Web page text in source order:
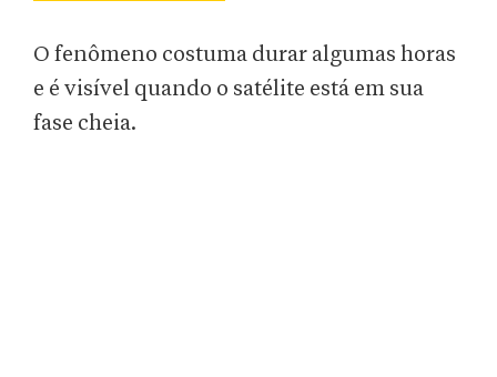
O fenômeno costuma durar algumas horas
e é visível quando o satélite está em sua
fase cheia.